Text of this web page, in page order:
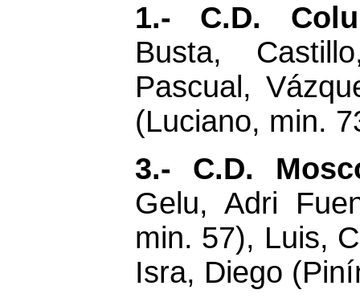
1.- C.D.
Busta,
Pascual,
(Luciano, min.
3.- C.D.
Gelu, Adri
min. 57), Luis,
Isra, Diego